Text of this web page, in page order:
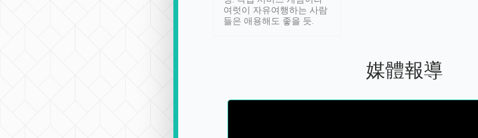
여럿이 자유여행하는 사람
들은 애용해도 좋을 듯.
媒體報導